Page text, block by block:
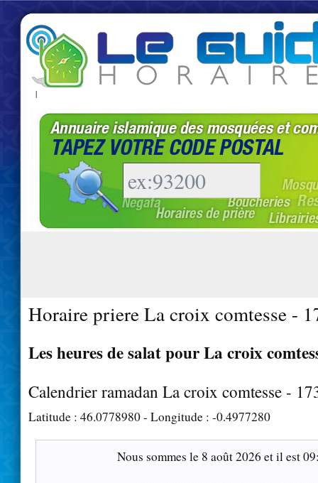
|
Horaire priere La croix comtesse -
Les heures de salat pour La croix
Calendrier ramadan La croix comtesse -
Latitude : 46.0778980- Longitude : -0.4977280
Nous sommes le 8 août 2026 et il est